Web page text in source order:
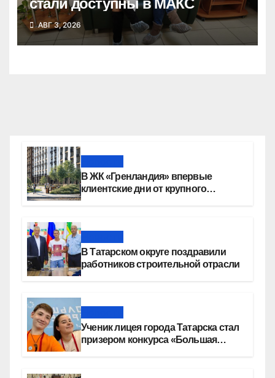
АВГ 3, 2026
В ЖК «Гренландия» впервые
клиентские дни от крупного
В Татарском округе поздравили
работников строительной отрасли
Ученик лицея города Татарска стал
призером конкурса «Большая